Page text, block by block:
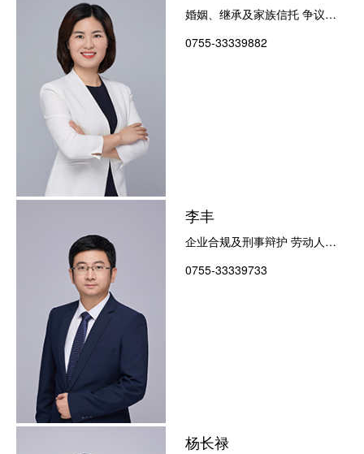
婚姻、继承及家族信托 争议解
0755-33339882
李丰
企业合规及刑事辩护 劳动人事
0755-33339733
杨长禄